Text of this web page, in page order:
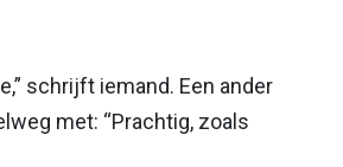
schrijft iemand. Een ander
met: “Prachtig, zoals